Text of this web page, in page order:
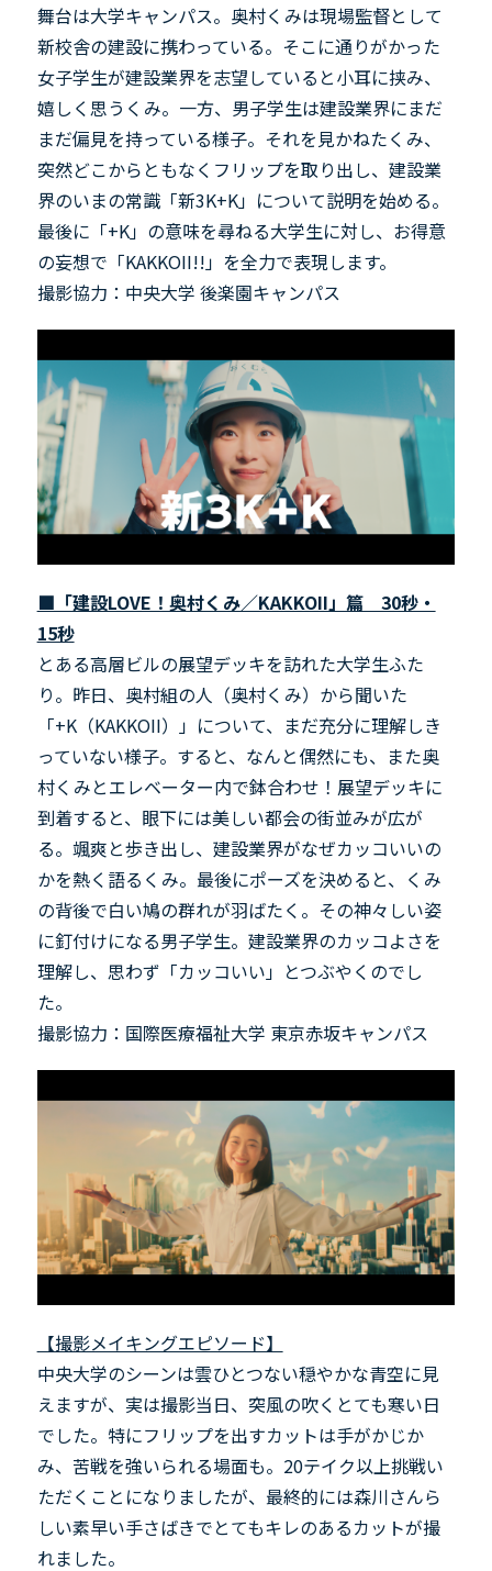
舞台は大学キャンパス。奥村くみは現場監督として
新校舎の建設に携わっている。そこに通りがかった
女子学生が建設業界を志望していると小耳に挟み、
嬉しく思うくみ。一方、男子学生は建設業界にまだ
まだ偏見を持っている様子。それを見かねたくみ、
突然どこからともなくフリップを取り出し、建設業
界のいまの常識「新3K+K」について説明を始める。
最後に「+K」の意味を尋ねる大学生に対し、お得意
の妄想で「KAKKOII!!」を全力で表現します。
撮影協力：中央大学 後楽園キャンパス
■「建設LOVE！奥村くみ／KAKKOII」篇 30秒・
15秒
とある高層ビルの展望デッキを訪れた大学生ふた
り。昨日、奥村組の人（奥村くみ）から聞いた
「+K（KAKKOII）」について、まだ充分に理解しき
っていない様子。すると、なんと偶然にも、また奥
村くみとエレベーター内で鉢合わせ！展望デッキに
到着すると、眼下には美しい都会の街並みが広が
る。颯爽と歩き出し、建設業界がなぜカッコいいの
かを熱く語るくみ。最後にポーズを決めると、くみ
の背後で白い鳩の群れが羽ばたく。その神々しい姿
に釘付けになる男子学生。建設業界のカッコよさを
理解し、思わず「カッコいい」とつぶやくのでし
た。
撮影協力：国際医療福祉大学 東京赤坂キャンパス
【撮影メイキングエピソード】
中央大学のシーンは雲ひとつない穏やかな青空に見
えますが、実は撮影当日、突風の吹くとても寒い日
でした。特にフリップを出すカットは手がかじか
み、苦戦を強いられる場面も。20テイク以上挑戦い
ただくことになりましたが、最終的には森川さんら
しい素早い手さばきでとてもキレのあるカットが撮
れました。